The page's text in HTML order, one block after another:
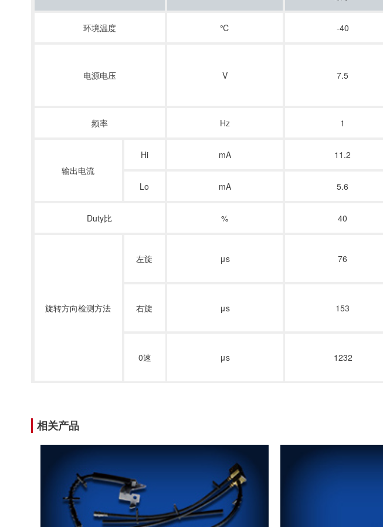
相关产品
环境温度 ℃ -40
电源电压 V 7.5
频率 Hz 1
输出电流
Hi mA 11.2
Lo mA 5.6
Duty比 % 40
旋转方向检测方法
左旋 μs 76
右旋 μs 153
0速 μs 1232